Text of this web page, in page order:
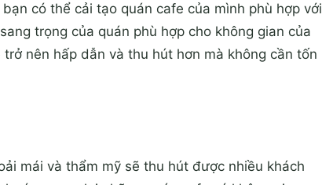
có thể cải tạo quán cafe của mình phù hợp với
trọng của quán phù hợp cho không gian của
nên hấp dẫn và thu hút hơn mà không cần tốn
mái và thẩm mỹ sẽ thu hút được nhiều khách